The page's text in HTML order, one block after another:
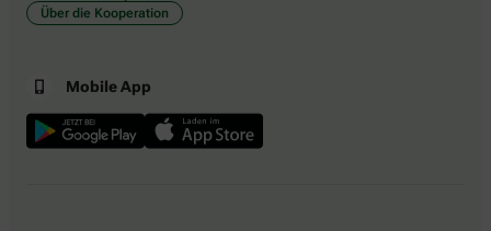
Über die Kooperation
Mobile App